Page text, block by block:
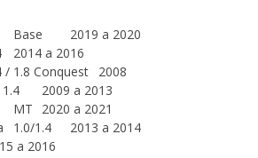
Base
2019 a 2020
2014 a 2016
/ 1.8 Conquest
2008
1.4
2009 a 2013
MT
2020 a 2021
1.0/1.4
2013 a 2014
a 2016